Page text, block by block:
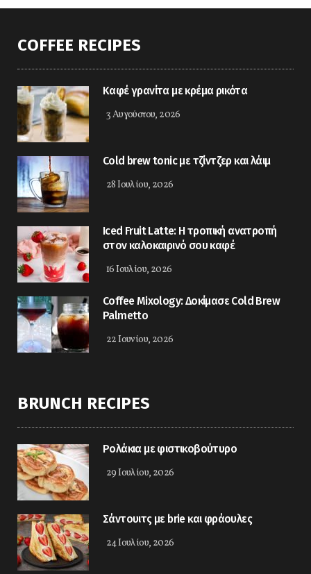
COFFEE RECIPES
Kαφέ γρανίτα με κρέμα ρικότα
3 Αυγούστου, 2026
Cold brew tonic με τζίντζερ και λάιμ
28 Ιουλίου, 2026
Iced Fruit Latte: Η τροπική ανατροπή
στον καλοκαιρινό σου καφέ
16 Ιουλίου, 2026
Coffee Mixology: Δοκίμασε Cold Brew
Palmetto
22 Ιουνίου, 2026
BRUNCH RECIPES
Ρολάκια με φιστικοβούτυρο
29 Ιουλίου, 2026
Σάντουιτς με brie και φράουλες
24 Ιουλίου, 2026